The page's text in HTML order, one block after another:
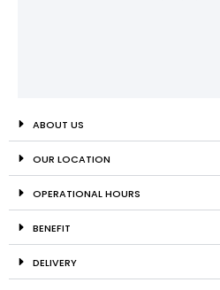
ABOUT US
OUR LOCATION
OPERATIONAL HOURS
BENEFIT
DELIVERY